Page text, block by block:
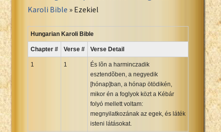
Russian Synodal 1876 Bible
Russian Synodal Bible Win-1251
Swahili New Testament
Karoli Bible » Ezekiel
Hungarian Karoli Bible
Chapter # Verse # Verse Detail
1 1
És lõn a harminczadik
esztendõben, a negyedik
[hónap]ban, a hónap ötödikén,
mikor én a foglyok közt a Kébár
folyó mellett voltam:
megnyilatkozának az egek, és láték
isteni látásokat.